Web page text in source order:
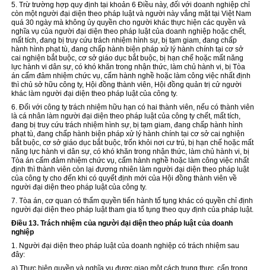
5. Trừ trường hợp quy định tại khoản 6 Điều này, đối với doanh nghiệp chỉ
còn một người đại diện theo pháp luật và người này vắng mặt tại Việt Nam
quá 30 ngày mà không ủy quyền cho người khác thực hiện các quyền và
nghĩa vụ của người đại diện theo pháp luật của doanh nghiệp hoặc chết,
mất tích, đang bị truy cứu trách nhiệm hình sự, bị tạm giam, đang chấp
hành hình phạt tù, đang chấp hành biện pháp xử lý hành chính tại cơ sở
cai nghiện bắt buộc, cơ sở giáo dục bắt buộc, bị hạn chế hoặc mất năng
lực hành vi dân sự, có khó khăn trong nhận thức, làm chủ hành vi, bị Tòa
án cấm đảm nhiệm chức vụ, cấm hành nghề hoặc làm công việc nhất định
thì chủ sở hữu công ty, Hội đồng thành viên, Hội đồng quản trị cử người
khác làm người đại diện theo pháp luật của công ty.
6. Đối với công ty trách nhiệm hữu hạn có hai thành viên, nếu có thành viên
là cá nhân làm người đại diện theo pháp luật của công ty chết, mất tích,
đang bị truy cứu trách nhiệm hình sự, bị tạm giam, đang chấp hành hình
phạt tù, đang chấp hành biện pháp xử lý hành chính tại cơ sở cai nghiện
bắt buộc, cơ sở giáo dục bắt buộc, trốn khỏi nơi cư trú, bị hạn chế hoặc mất
năng lực hành vi dân sự, có khó khăn trong nhận thức, làm chủ hành vi, bị
Tòa án cấm đảm nhiệm chức vụ, cấm hành nghề hoặc làm công việc nhất
định thì thành viên còn lại đương nhiên làm người đại diện theo pháp luật
của công ty cho đến khi có quyết định mới của Hội đồng thành viên về
người đại diện theo pháp luật của công ty.
7. Tòa án, cơ quan có thẩm quyền tiến hành tố tụng khác có quyền chỉ định
người đại diện theo pháp luật tham gia tố tụng theo quy định của pháp luật.
Điều 13. Trách nhiệm của người đại diện theo pháp luật của doanh
nghiệp
1. Người đại diện theo pháp luật của doanh nghiệp có trách nhiệm sau
đây: